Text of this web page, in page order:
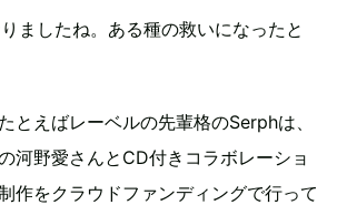
りましたね。ある種の救いになったと
えばレーベルの先輩格のSerphは、
河野愛さんとCD付きコラボレーショ
作をクラウドファンディングで行って